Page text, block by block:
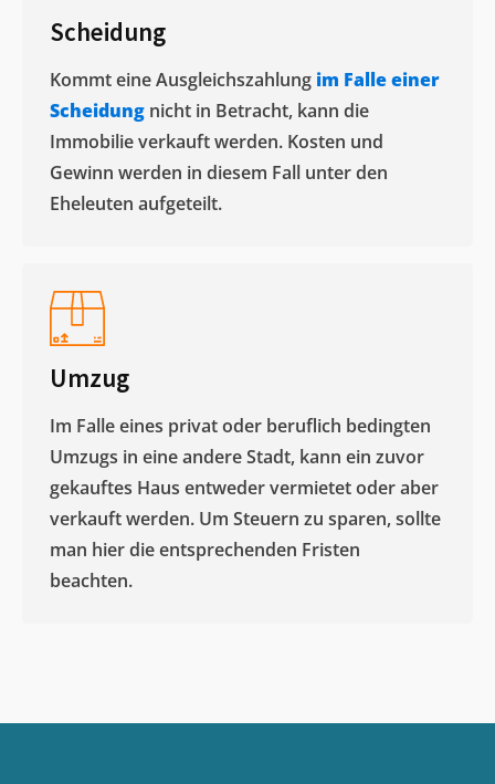
Scheidung
Kommt eine Ausgleichszahlung im Falle einer
Scheidung nicht in Betracht, kann die
Immobilie verkauft werden. Kosten und
Gewinn werden in diesem Fall unter den
Eheleuten aufgeteilt.​
Umzug
Im Falle eines privat oder beruflich bedingten
Umzugs in eine andere Stadt, kann ein zuvor
gekauftes Haus entweder vermietet oder aber
verkauft werden. Um Steuern zu sparen, sollte
man hier die entsprechenden Fristen
beachten.